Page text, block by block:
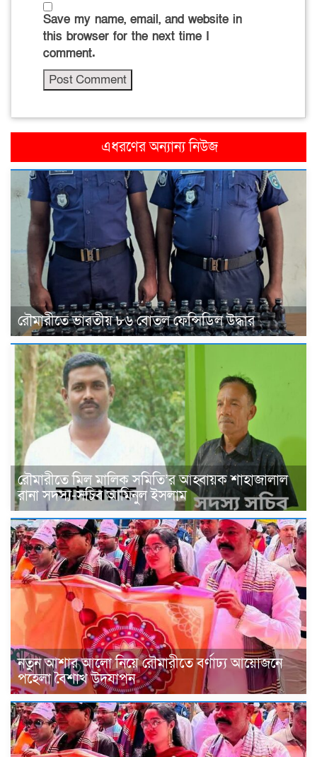
Save my name, email, and website in
this browser for the next time I
comment.
এধরণের অন্যান্য নিউজ
রৌমারীতে ভারতীয় ৮৬ বোতল ফেন্সিডিল উদ্ধার
রৌমারীতে মিল মালিক সমিতি’র আহ্বায়ক শাহাজালাল
রানা সদস্য-সচিব আমিনুল ইসলাম
নতুন আশার আলো নিয়ে রৌমারীতে বর্ণাঢ্য আয়োজনে
পহেলা বৈশাখ উদযাপন